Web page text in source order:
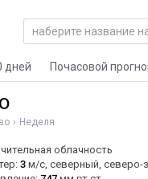
дней Почасовой
Неделя
облачность
3 м/с, северный, северо-